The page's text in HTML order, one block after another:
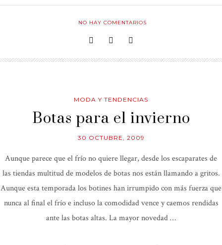
NO HAY COMENTARIOS
MODA Y TENDENCIAS
Botas para el invierno
30 OCTUBRE, 2009
Aunque parece que el frío no quiere llegar, desde los escaparates de
las tiendas multitud de modelos de botas nos están llamando a gritos.
Aunque esta temporada los botines han irrumpido con más fuerza que
nunca al final el frío e incluso la comodidad vence y caemos rendidas
ante las botas altas. La mayor novedad …